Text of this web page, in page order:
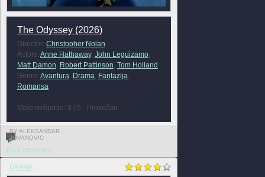
The Odyssey (2026)
Director: Christopher Nolan
Actors: Anne Hathaway, John Leguizamo,
Matt Damon, Robert Pattinson, Tom Holland
Genre: Avantura, Drama, Fantazija,
Romansa
Moje mišljenje: 3 / 5 - Prosečan
BY ALEKSANDAR
JOVANOVIC
0
FULL REVIEW »
DRAMA